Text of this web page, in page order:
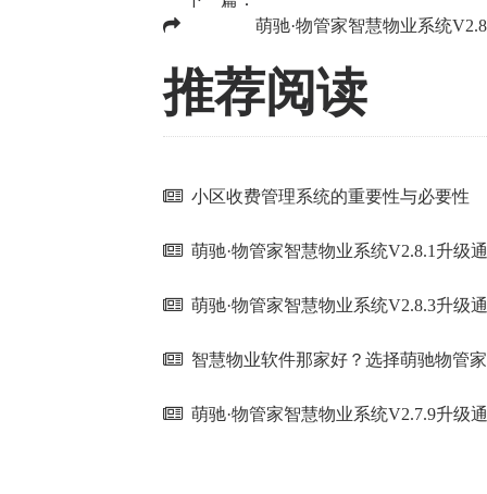
下一篇： 萌驰·物管家智慧物业系统
推荐阅读
小区收费管理系统的重要性与必要性
萌驰·物管家智慧物业系统V2.8.1升级
萌驰·物管家智慧物业系统V2.8.3升级
智慧物业软件那家好？选择萌驰物管
萌驰·物管家智慧物业系统V2.7.9升级